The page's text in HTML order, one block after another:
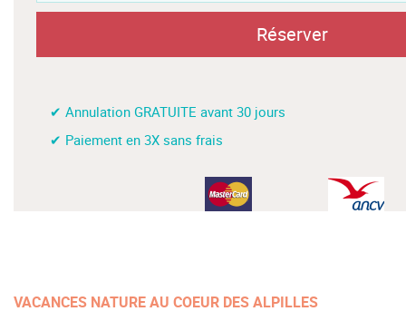
VACANCES NATURE AU COEUR DES ALPILLES
Réserver
✔ Annulation GRATUITE avant 30 jours
✔ Paiement en 3X sans frais